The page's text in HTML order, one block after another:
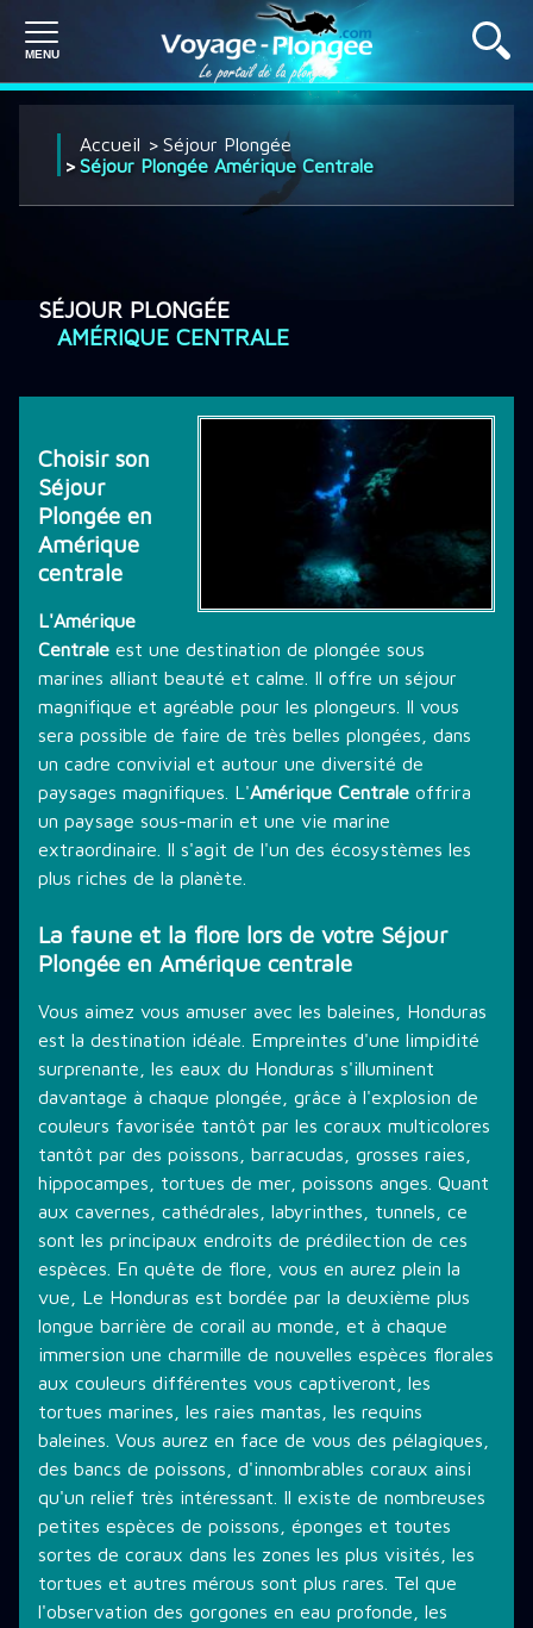
SÉJOUR PLONGÉE
CROISIÈRE PLONGÉE
DÉCOUVRIR LA PLONGÉE
THÉMATIQUE DE PLONGÉE
INFORMATIONS PRATIQUES
CONTACT
Accueil
Séjour Plongée
Séjour Plongée Amérique Centrale
SÉJOUR PLONGÉE
AMÉRIQUE CENTRALE
Choisir son
Séjour
Plongée en
Amérique
centrale
L'Amérique
Centrale est une destination de plongée sous
marines alliant beauté et calme. Il offre un séjour
magnifique et agréable pour les plongeurs. Il vous
sera possible de faire de très belles plongées, dans
un cadre convivial et autour une diversité de
paysages magnifiques. L'Amérique Centrale offrira
un paysage sous-marin et une vie marine
extraordinaire. Il s'agit de l'un des écosystèmes les
plus riches de la planète.
La faune et la flore lors de votre Séjour
Plongée en Amérique centrale
Vous aimez vous amuser avec les baleines, Honduras
est la destination idéale. Empreintes d'une limpidité
surprenante, les eaux du Honduras s'illuminent
davantage à chaque plongée, grâce à l'explosion de
couleurs favorisée tantôt par les coraux multicolores
tantôt par des poissons, barracudas, grosses raies,
hippocampes, tortues de mer, poissons anges. Quant
aux cavernes, cathédrales, labyrinthes, tunnels, ce
sont les principaux endroits de prédilection de ces
espèces. En quête de flore, vous en aurez plein la
vue, Le Honduras est bordée par la deuxième plus
longue barrière de corail au monde, et à chaque
immersion une charmille de nouvelles espèces florales
aux couleurs différentes vous captiveront, les
tortues marines, les raies mantas, les requins
baleines. Vous aurez en face de vous des pélagiques,
des bancs de poissons, d'innombrables coraux ainsi
qu'un relief très intéressant. Il existe de nombreuses
petites espèces de poissons, éponges et toutes
sortes de coraux dans les zones les plus visités, les
tortues et autres mérous sont plus rares. Tel que
l'observation des gorgones en eau profonde, les